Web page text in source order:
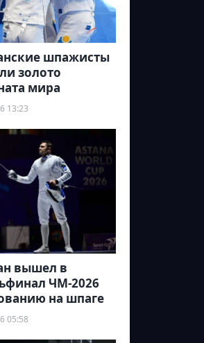
шпажисты
золото
мира
13:23
вышел в
ЧМ-2026
на шпаге
05:58